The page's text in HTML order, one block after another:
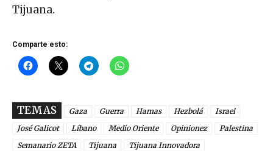
Tijuana.
Comparte esto:
TEMAS Gaza Guerra Hamas Hezbolá
Israel
José Galicot
Líbano Medio Oriente Opinionez
Palestina
Semanario ZETA
Tijuana Tijuana Innovadora